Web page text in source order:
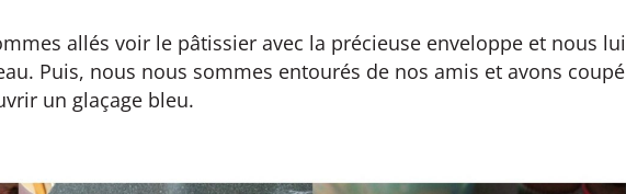
allés voir le pâtissier avec la précieuse enveloppe et nous lui
Puis, nous nous sommes entourés de nos amis et avons coupé
un glaçage bleu.